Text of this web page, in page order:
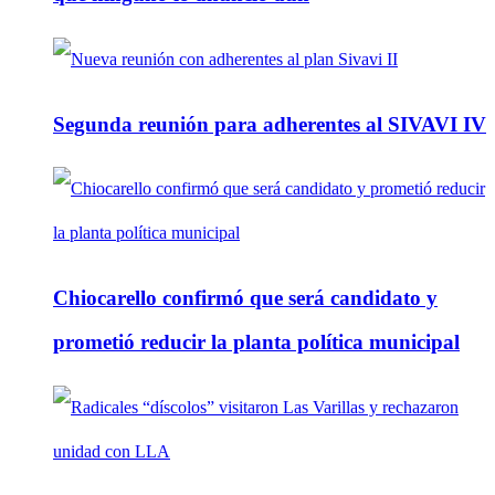
Segunda reunión para adherentes al SIVAVI IV
Chiocarello confirmó que será candidato y
prometió reducir la planta política municipal